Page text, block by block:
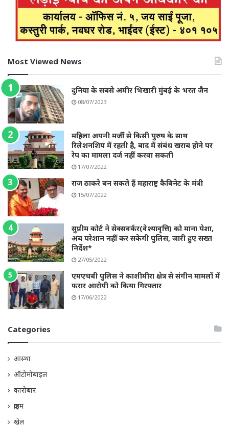
Most Viewed News
दुनिया के सबसे अमीर भिखारी मुंबई के भरत जैन
08/07/2023
महिला अपनी मर्जी से किसी पुरुष के साथ
रिलेशनशिप में रहती है, बाद में संबंध खराब होने पर
रेप का मामला दर्ज नहीं करवा सकती
17/07/2022
राज ठाकरे बन सकते हैं महाराष्ट्र कैबिनेट के मंत्री
15/07/2022
सुप्रीम कोर्ट ने सेक्सवर्कर(वेश्यावृत्ति) को माना पेशा,
अब परेशान नहीं कर सकेगी पुलिस, जारी हुए सख्त
निर्देश*
27/05/2022
एमएचबी पुलिस ने काशीमीरा क्षेत्र से संगीन मामलों में
फरार आरोपी को किया गिरफ्तार
17/06/2022
Categories
आस्था
ऑटोमोबाइल
कारोबार
क्राइम
खेल